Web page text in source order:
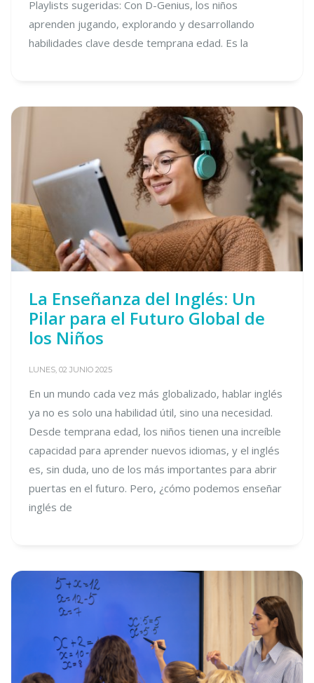
Playlists sugeridas: Con D-Genius, los niños
aprenden jugando, explorando y desarrollando
habilidades clave desde temprana edad. Es la
La Enseñanza del Inglés: Un
Pilar para el Futuro Global de
los Niños
LUNES, 02 JUNIO 2025
En un mundo cada vez más globalizado, hablar inglés
ya no es solo una habilidad útil, sino una necesidad.
Desde temprana edad, los niños tienen una increíble
capacidad para aprender nuevos idiomas, y el inglés
es, sin duda, uno de los más importantes para abrir
puertas en el futuro. Pero, ¿cómo podemos enseñar
inglés de